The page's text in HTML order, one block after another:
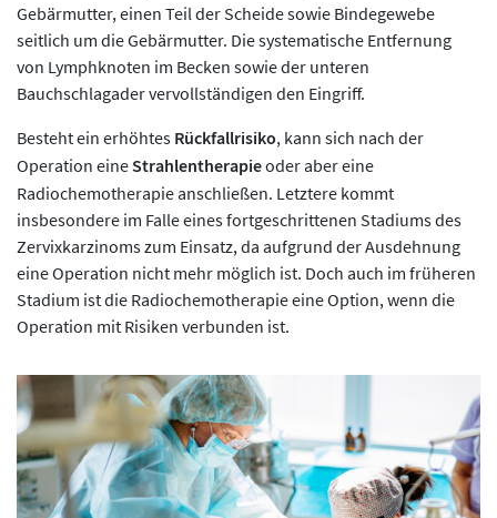
Gebärmutter, einen Teil der Scheide sowie Bindegewebe
seitlich um die Gebärmutter. Die systematische Entfernung
von Lymphknoten im Becken sowie der unteren
Bauchschlagader vervollständigen den Eingriff.
Besteht ein erhöhtes Rückfallrisiko, kann sich nach der
Operation eineStrahlentherapieoder aber eine
Radiochemotherapie anschließen. Letztere kommt
insbesondere im Falle eines fortgeschrittenen Stadiums des
Zervixkarzinoms zum Einsatz, da aufgrund der Ausdehnung
eine Operation nicht mehr möglich ist. Doch auch im früheren
Stadium ist die Radiochemotherapie eine Option, wenn die
Operation mit Risiken verbunden ist.